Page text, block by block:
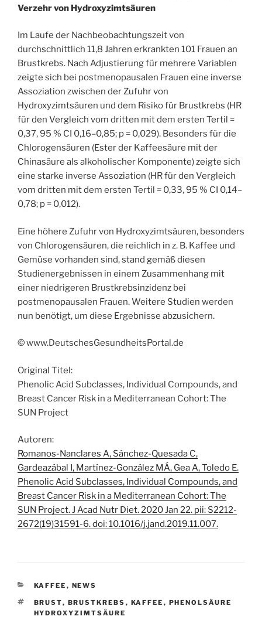
Verzehr von Hydroxyzimtsäuren
Im Laufe der Nachbeobachtungszeit von
durchschnittlich 11,8 Jahren erkrankten 101 Frauen an
Brustkrebs. Nach Adjustierung für mehrere Variablen
zeigte sich bei postmenopausalen Frauen eine inverse
Assoziation zwischen der Zufuhr von
Hydroxyzimtsäuren und dem Risiko für Brustkrebs (HR
für den Vergleich vom dritten mit dem ersten Tertil =
0,37, 95 % CI 0,16–0,85; p = 0,029). Besonders für die
Chlorogensäuren (Ester der Kaffeesäure mit der
Chinasäure als alkoholischer Komponente) zeigte sich
eine starke inverse Assoziation (HR für den Vergleich
vom dritten mit dem ersten Tertil = 0,33, 95 % CI 0,14–
0,78; p = 0,012).
Eine höhere Zufuhr von Hydroxyzimtsäuren, besonders
von Chlorogensäuren, die reichlich in z. B. Kaffee und
Gemüse vorhanden sind, stand gemäß diesen
Studienergebnissen in einem Zusammenhang mit
einer niedrigeren Brustkrebsinzidenz bei
postmenopausalen Frauen. Weitere Studien werden
nun benötigt, um diese Ergebnisse abzusichern.
© www.DeutschesGesundheitsPortal.de
Original Titel:
Phenolic Acid Subclasses, Individual Compounds, and
Breast Cancer Risk in a Mediterranean Cohort: The
SUN Project
Autoren:
Romanos-Nanclares A, Sánchez-Quesada C,
Gardeazábal I, Martínez-González MÁ, Gea A, Toledo E.
Phenolic Acid Subclasses, Individual Compounds, and
Breast Cancer Risk in a Mediterranean Cohort: The
SUN Project. J Acad Nutr Diet. 2020 Jan 22. pii: S2212-
2672(19)31591-6. doi: 10.1016/j.jand.2019.11.007.
KATEGORIEN
KAFFEE , NEWS
SCHLAGWÖRTER
BRUST, BRUSTKREBS , KAFFEE , PHENOLSÄURE
HYDROXYZIMTSÄURE